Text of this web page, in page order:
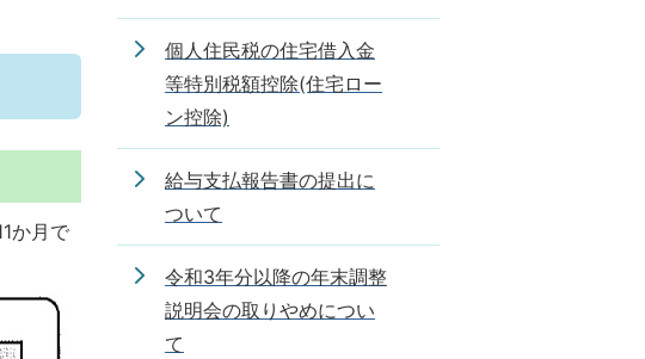
か月で
個人住民税の住宅借入金
等特別税額控除(住宅ロー
ン控除)
給与支払報告書の提出に
ついて
令和3年分以降の年末調整
説明会の取りやめについ
て